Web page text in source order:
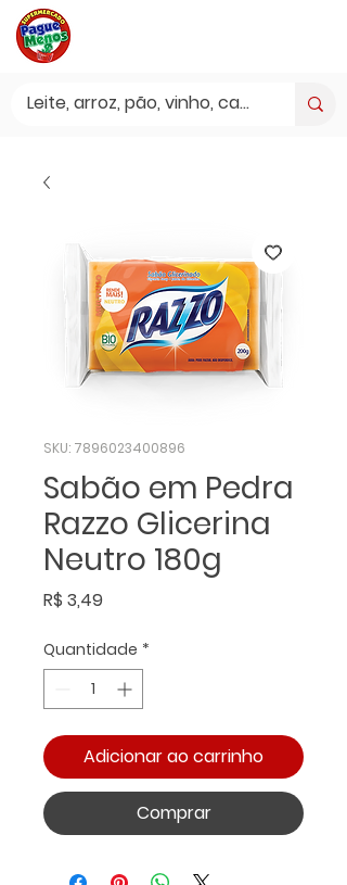
SKU: 7896023400896
Sabão em Pedra
Razzo Glicerina
Neutro 180g
R$ 3,49Preço
Quantidade *
Adicionar ao carrinho
Comprar